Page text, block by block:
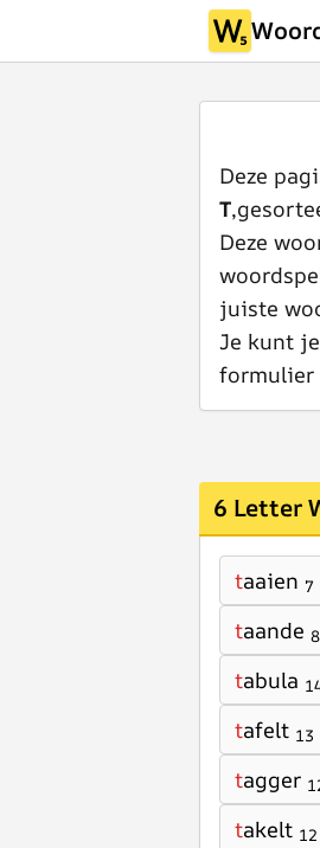
Deze
T
Deze
juiste
Je kunt
formulier
6 Letter
taaien 7
taande 8
tabula
tafelt 13
tagger
takelt 12